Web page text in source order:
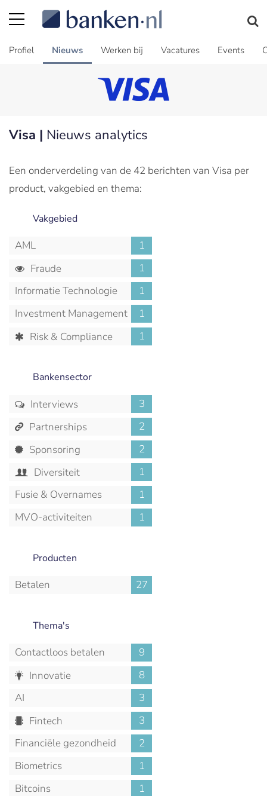
Profiel Nieuws Werken bij Vacatures Events
Visa | Nieuws analytics
Een onderverdeling van de 42 berichten van Visa per
product, vakgebied en thema:
Vakgebied
AML
1
Fraude
1
Informatie Technologie
1
Investment Management
1
Risk & Compliance
1
Bankensector
Interviews
3
Partnerships
2
Sponsoring
2
Diversiteit
1
Fusie & Overnames
1
MVO-activiteiten
1
Producten
Betalen 27
Thema's
Contactloos betalen
9
Innovatie
8
AI
3
Fintech
3
Financiële gezondheid
2
Biometrics
1
Bitcoins
1